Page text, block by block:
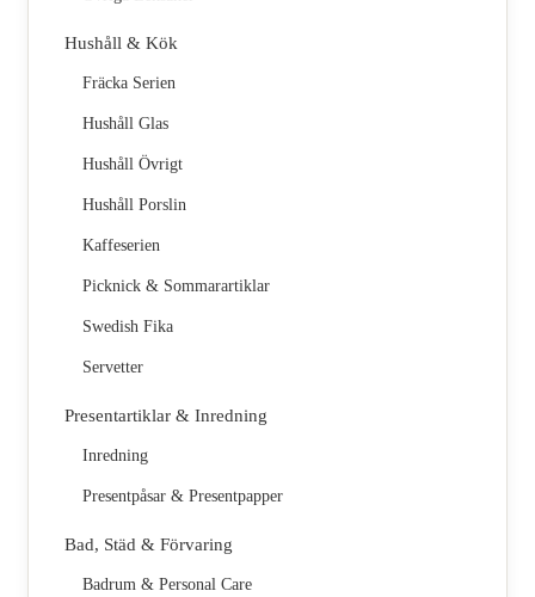
Hushåll & Kök
Fräcka Serien
Hushåll Glas
Hushåll Övrigt
Hushåll Porslin
Kaffeserien
Picknick & Sommarartiklar
Swedish Fika
Servetter
Presentartiklar & Inredning
Inredning
Presentpåsar & Presentpapper
Bad, Städ & Förvaring
Badrum & Personal Care